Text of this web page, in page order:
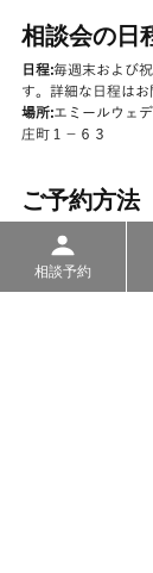
相談会の日
日程:毎週末および
す。詳細な日程はお
場所:エミールウェ
庄町１−６３
ご予約方法
1. お電話でのご予約
す。お気軽にお問
2. オンラインでの
相談予約